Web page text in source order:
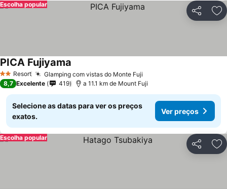
Partilhar
Escolha popular
2 Estrelas
Resort Glamping com vistas do Monte Fuji
PICA Fujiyama
8,7 Excelente 419 a 11.1 km de Mount Fuji
Selecione as datas para ver os preços
exatos.
Ver preços
Partilhar
Escolha popular